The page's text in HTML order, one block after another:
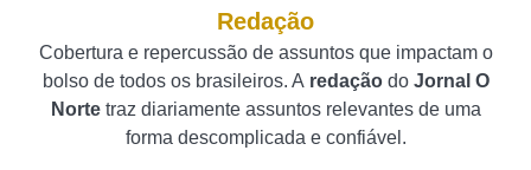
Redação
Cobertura e repercussão de assuntos que impactam o
bolso de todos os brasileiros. A redação do Jornal O
Norte traz diariamente assuntos relevantes de uma
forma descomplicada e confiável.